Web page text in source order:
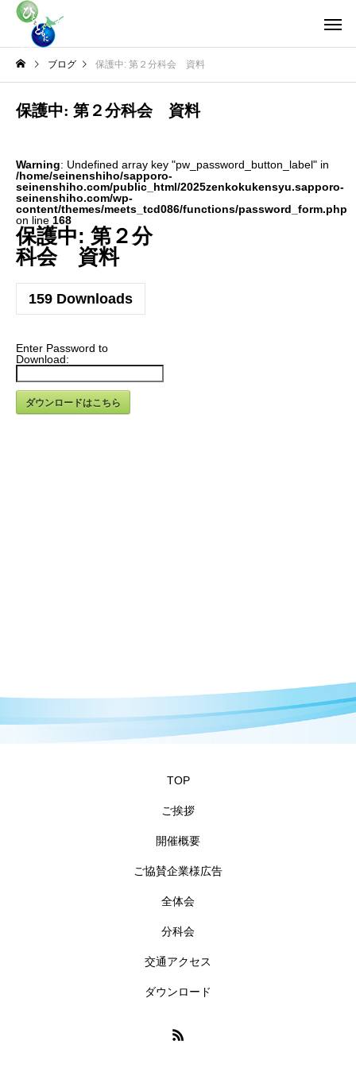
ブログ 保護中: 第２分科会 資料
保護中: 第２分科会 資料
Warning: Undefined array key "pw_password_button_label" in
/home/seinenshiho/sapporo-
seinenshiho.com/public_html/2025zenkokukensyu.sapporo-
seinenshiho.com/wp-
content/themes/meets_tcd086/functions/password_form.php
on line 168
保護中: 第２分
科会 資料
159 Downloads
Enter Password to
Download:
ダウンロードはこちら
TOP
ご挨拶
開催概要
ご協賛企業様広告
全体会
分科会
交通アクセス
ダウンロード